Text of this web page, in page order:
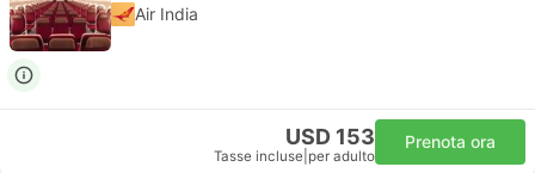
Air India
USD 153
Tasse incluse per adulto
Prenota ora